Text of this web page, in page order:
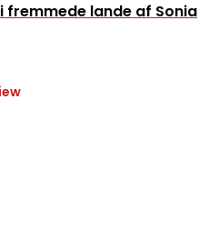
fremmede lande af Sonia